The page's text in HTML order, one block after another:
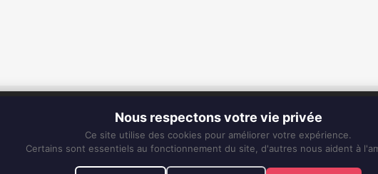
Fixe :
0596 63 25 94
Mobile : 0696 50 91 61
Nous respectons votre vie privée
Ce site utilise des cookies pour améliorer votre expérience.
Certains sont essentiels au fonctionnement du site, d'autres nous aident à